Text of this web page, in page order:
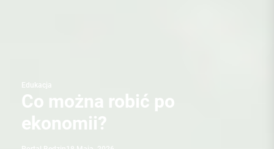
Edukacja
Co można robić po
ekonomii?